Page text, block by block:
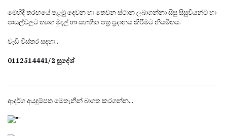
මෙහිදී තරඟයේ පළමු දෙවන හා තෙවන ස්ථාන ලබාගන්නා සිසු සිසුවියන්ට හා
පාසල්වලට ත්‍යාග මුදල් හා සහතික පත්‍ර ප්‍රදානය කිරීමට නියමිතය.
වැඩි විස්තර සදහා...
0112514441/2 සුදේශ්
ආදර්ශ අයදුම්පත මෙතැනින් බාගත කරගන්න...